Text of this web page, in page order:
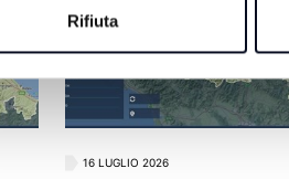
Rifiuta
16 LUGLIO 2026